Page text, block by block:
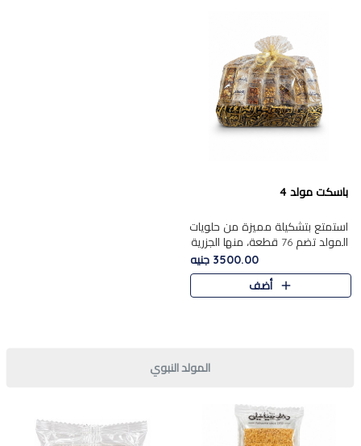
باسكت مولد 4
استمتع بتشكيلة مميزة من حلويات
المولد تضم 76 قطعة، منها الجزرية
بالفول والبندق، علي بابا
بالمكسرات.......
3500.00 جنيه
أضف
المولد النبوي